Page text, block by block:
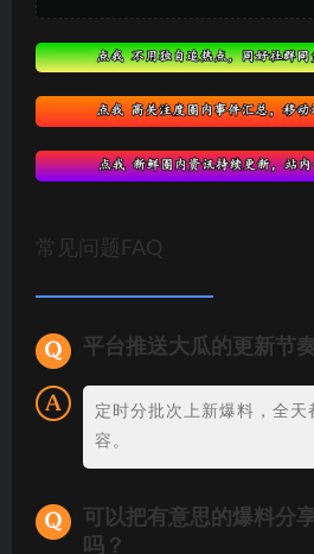
常见问题FAQ
平台推送大瓜的更新节
定时分批次上新爆料，全天
容。
可以把有意思的爆料分
吗？